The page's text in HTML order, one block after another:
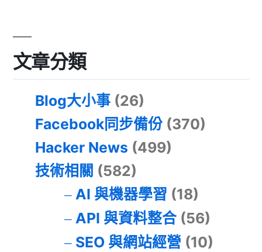
文章分類
Blog大小事 (26)
Facebook同步備份 (370)
Hacker News (499)
技術相關 (582)
AI 與機器學習 (18)
API 與資料整合(56)
SEO 與網站經營 (10)